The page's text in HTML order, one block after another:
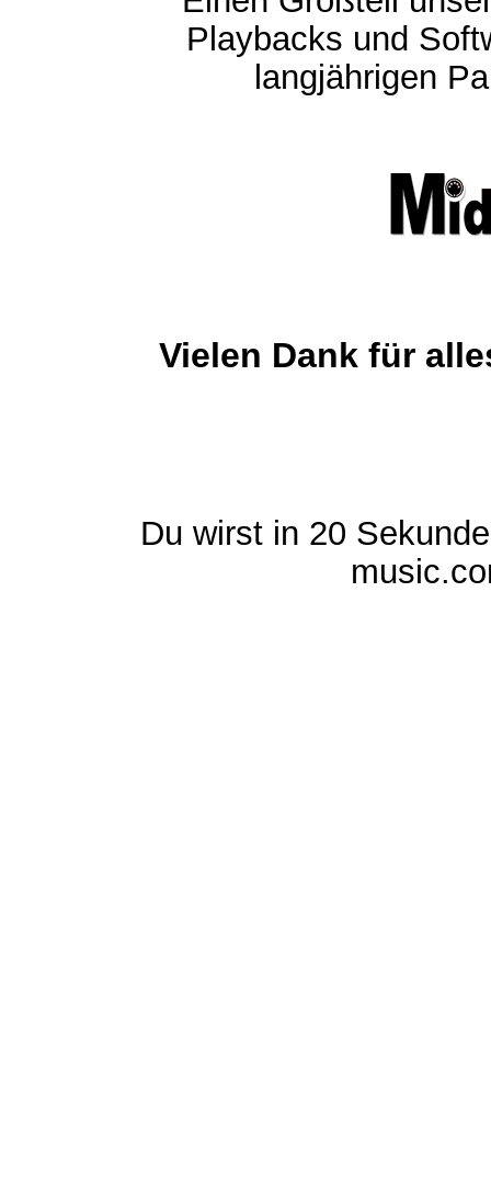
Playbacks und
langjährigen
Vielen Dank für
Du wirst in 20